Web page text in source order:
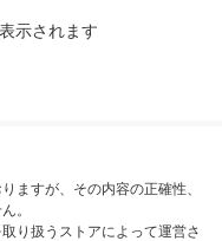
示されます
ますが、その内容の正確性、
。
り扱うストアによって運営さ